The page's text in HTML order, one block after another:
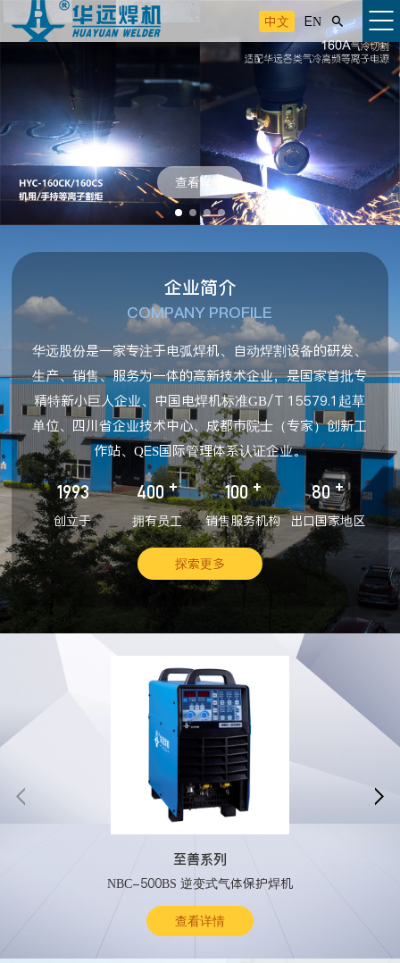
中文 EN 
查看详情
企业简介
COMPANY PROFILE
华远股份是一家专注于电弧焊机、自动焊割设备的研发、
生产、销售、服务为一体的高新技术企业，是国家首批专
精特新小巨人企业、中国电焊机标准GB/T 15579.1起草
单位、四川省企业技术中心、成都市院士（专家）创新工
作站、QES国际管理体系认证企业。
1993
创立于
400 +
拥有员工
100 +
销售服务机构
80 +
出口国家地区
探索更多
至善系列
NBC-500BS 逆变式气体保护焊机
查看详情
 